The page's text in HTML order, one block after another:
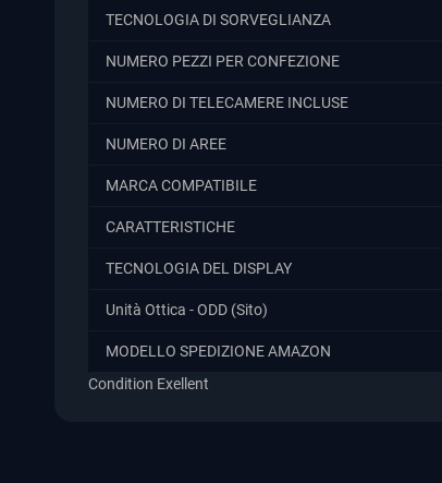
TECNOLOGIA DI SORVEGLIANZA
NUMERO PEZZI PER CONFEZIONE
NUMERO DI TELECAMERE INCLUSE
NUMERO DI AREE
MARCA COMPATIBILE
CARATTERISTICHE
TECNOLOGIA DEL DISPLAY
Unità Ottica - ODD (Sito)
MODELLO SPEDIZIONE AMAZON
Condition Exellent